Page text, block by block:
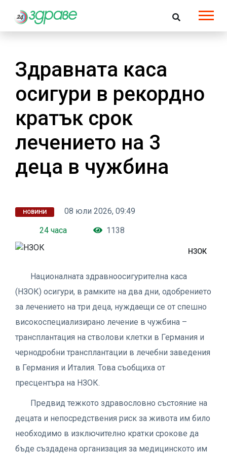
Здравната каса
осигури в рекордно
кратък срок
лечението на 3
деца в чужбина
НОВИНИ
08 юли 2026, 09:49
24 часа
1138
НЗОК
Националната здравноосигурителна каса
(НЗОК) осигури, в рамките на два дни, одобрението
за лечението на три деца, нуждаещи се от спешно
високоспециализирано лечение в чужбина –
трансплантация на стволови клетки в Германия и
чернодробни трансплантации в лечебни заведения
в Германия и Италия. Това съобщиха от
пресцентъра на НЗОК.
Предвид тежкото здравословно състояние на
децата и непосредствения риск за живота им било
необходимо в изключително кратки срокове да
бъде създадена организация за медицинското им